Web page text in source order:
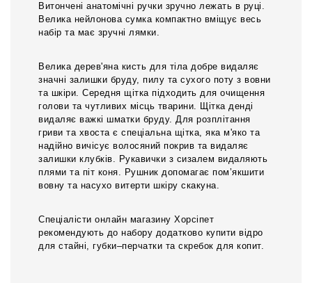
Витончені анатомічні ручки зручно лежать в руці.
Велика нейлонова сумка компактно вміщує весь
набір та має зручні лямки.
Велика дерев'яна кисть для тіла добре видаляє
значні залишки бруду, пилу та сухого поту з вовни
та шкіри. Середня щітка підходить для очищення
голови та чутливих місць тварини. Щітка денді
видаляє важкі шматки бруду. Для розплітання
гриви та хвоста є спеціальна щітка, яка м'яко та
надійно вичісує волосяний покрив та видаляє
залишки клубків. Рукавички з сизалем видаляють
плями та піт коня. Рушник допомагає пом’якшити
вовну та насухо витерти шкіру скакуна.
Спеціалісти онлайн магазину Хорсіпет
рекомендують до набору додатково купити відро
для стайні, губки–перчатки та скребок для копит.